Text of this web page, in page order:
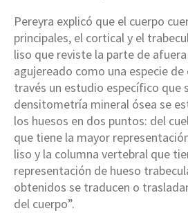
Pereyra explicó que el cuerpo
principales, el cortical y el
liso que reviste la parte de
agujereado como una especie de
través un estudio específico que
densitometría mineral ósea se
los huesos en dos puntos: del
que tiene la mayor
liso y la columna vertebral que
representación de hueso
obtenidos se traducen o
del cuerpo”.